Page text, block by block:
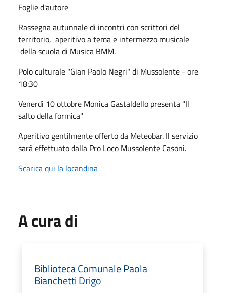
Foglie d'autore
Rassegna autunnale di incontri con scrittori del
territorio, aperitivo a tema e intermezzo musicale
della scuola di Musica BMM.
Polo culturale "Gian Paolo Negri" di Mussolente - ore
18:30
Venerdì 10 ottobre Monica Gastaldello presenta "Il
salto della formica"
Aperitivo gentilmente offerto da Meteobar. Il servizio
sarà effettuato dalla Pro Loco Mussolente Casoni.
Scarica qui la locandina
A cura di
Biblioteca Comunale Paola
Bianchetti Drigo